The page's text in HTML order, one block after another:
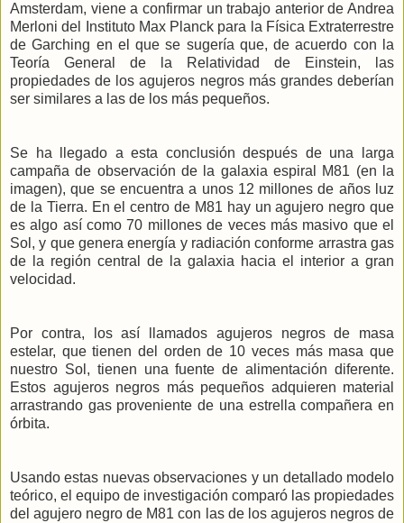
Amsterdam, viene a confirmar un trabajo anterior de Andrea
Merloni del Instituto Max Planck para la Física Extraterrestre
de Garching en el que se sugería que, de acuerdo con la
Teoría General de la Relatividad de Einstein, las
propiedades de los agujeros negros más grandes deberían
ser similares a las de los más pequeños.
Se ha llegado a esta conclusión después de una larga
campaña de observación de la galaxia espiral M81 (en la
imagen), que se encuentra a unos 12 millones de años luz
de la Tierra. En el centro de M81 hay un agujero negro que
es algo así como 70 millones de veces más masivo que el
Sol, y que genera energía y radiación conforme arrastra gas
de la región central de la galaxia hacia el interior a gran
velocidad.
Por contra, los así llamados agujeros negros de masa
estelar, que tienen del orden de 10 veces más masa que
nuestro Sol, tienen una fuente de alimentación diferente.
Estos agujeros negros más pequeños adquieren material
arrastrando gas proveniente de una estrella compañera en
órbita.
Usando estas nuevas observaciones y un detallado modelo
teórico, el equipo de investigación comparó las propiedades
del agujero negro de M81 con las de los agujeros negros de